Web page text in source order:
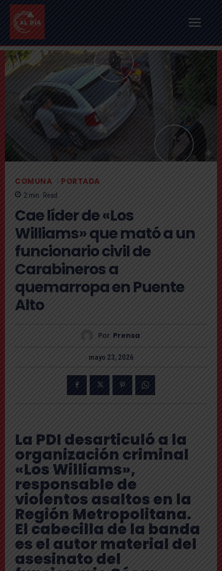
COMUNA PORTADA
2 min. Read
Cae líder de «Los
Williams» que mató a un
funcionario civil de
Carabineros a
quemarropa en Puente
Alto
Por Prensa
mayo 23, 2026
La PDI desarticuló a la
organización criminal
«Los Williams»,
responsable de
violentos asaltos en la
Región Metropolitana.
El cabecilla de la banda
es el autor material del
asesinato del